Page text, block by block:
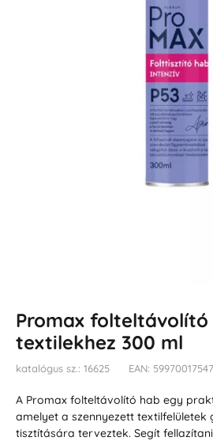
Promax folteltávolító
textilekhez 300 ml
katalógus sz.: 16625 EAN:
A Promax folteltávolító hab egy
amelyet a szennyezett textilfelületek
tisztítására terveztek. Segít